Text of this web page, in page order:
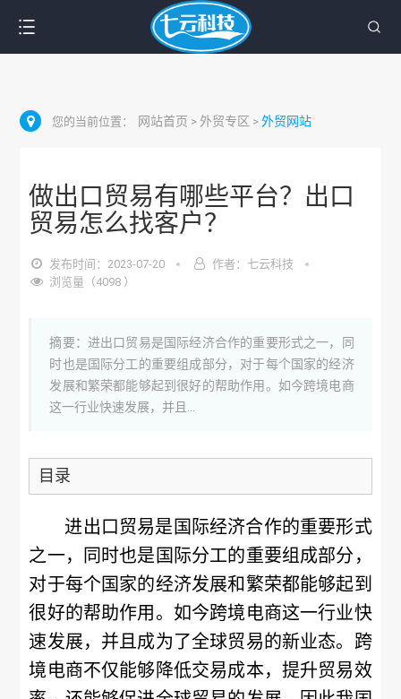
您的当前位置： 网站首页 > 外贸专区 >外贸网站
做出口贸易有哪些平台？出口
贸易怎么找客户？
发布时间：2023-07-20
作者：七云科技
浏览量（4098 ）
摘要：进出口贸易是国际经济合作的重要形式之一，同
时也是国际分工的重要组成部分，对于每个国家的经济
发展和繁荣都能够起到很好的帮助作用。如今跨境电商
这一行业快速发展，并且...
目录
进出口贸易是国际经济合作的重要形式
之一，同时也是国际分工的重要组成部分，
对于每个国家的经济发展和繁荣都能够起到
很好的帮助作用。如今跨境电商这一行业快
速发展，并且成为了全球贸易的新业态。跨
境电商不仅能够降低交易成本，提升贸易效